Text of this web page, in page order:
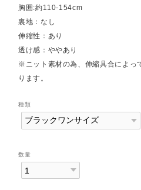
胸囲:約110-154cm
裏地：なし
伸縮性：あり
透け感：ややあり
※ニット素材の為、伸縮具合によっ
ります。
種類
数量